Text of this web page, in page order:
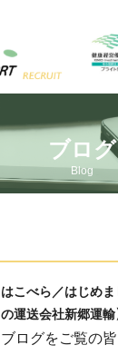
ブログ
Blog
はこべら／はじめ
の運送会社新郷運輸
ブログをご覧の